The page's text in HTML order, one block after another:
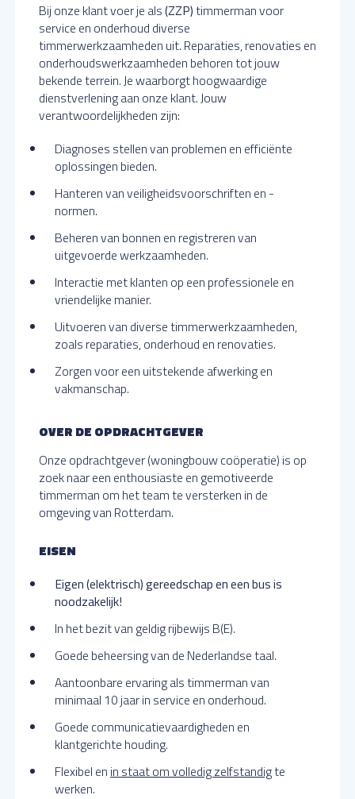
Bij onze klant voer je als(ZZP)timmerman voor
service en onderhoud diverse
timmerwerkzaamheden uit. Reparaties, renovaties en
onderhoudswerkzaamheden behoren tot jouw
bekende terrein. Je waarborgt hoogwaardige
dienstverlening aan onze klant. Jouw
verantwoordelijkheden zijn:
Diagnoses stellen van problemen en efficiënte
oplossingen bieden.
Hanteren van veiligheidsvoorschriften en -
normen.
Beheren van bonnen en registreren van
uitgevoerde werkzaamheden.
Interactie met klanten op een professionele en
vriendelijke manier.
Uitvoeren van diverse timmerwerkzaamheden,
zoals reparaties, onderhoud en renovaties.
Zorgen voor een uitstekende afwerking en
vakmanschap.
OVER DE OPDRACHTGEVER
Onze opdrachtgever (woningbouw coöperatie) is op
zoek naar een enthousiaste en gemotiveerde
timmerman om het team te versterken in de
omgeving van Rotterdam.
EISEN
Eigen (elektrisch) gereedschap en een bus is
noodzakelijk!
In het bezit van geldig rijbewijs B(E).
Goede beheersing van de Nederlandse taal.
Aantoonbare ervaring als timmerman van
minimaal 10 jaar in service en onderhoud.
Goede communicatievaardigheden en
klantgerichte houding.
Flexibel en in staat om volledig zelfstandigte
werken.